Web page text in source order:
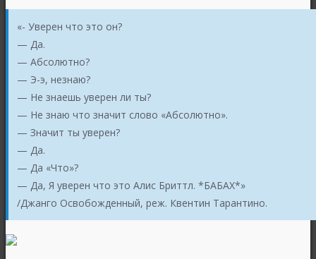
«- Уверен что это он?
— Да.
— Абсолютно?
— Э-э, незнаю?
— Не знаешь уверен ли ты?
— Не знаю что значит слово «Абсолютно».
— Значит ты уверен?
— Да.
— Да «Что»?
— Да, Я уверен что это Алис Бриттл. *БАБАХ*»
/Джанго Освобожденный, реж. Квентин Тарантино.